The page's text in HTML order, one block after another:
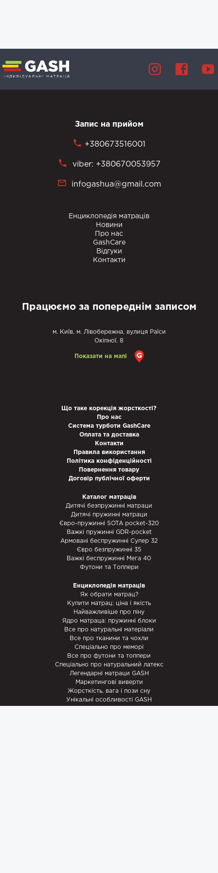
Запис на прийом
+380673516001
viber: +380670053957
infogashua@gmail.com
Енциклопедія матраців
Новини
Про нас
GashCare
Відгуки
Контакти
Працюємо за попереднім записом
м. Київ, м. Лівобережна, вулиця Раїси
Окіпної, 8
Показати на мапі
Що таке корекція жорсткості?
Про нас
Система турботи GashCare
Оплата та доставка
Контакти
Правила використання
Політика конфіденційності
Повернення товару
Договір публічної оферти
Каталог матраців
Дитячі безпружинні матраци
Дитячі пружинні матраци
Євро-пружинні SOTA pocket-320
Важкі пружинні GDR-pocket
Армовані беспружинні Супер 32
Євро безпружинні 35
Важкі беспружинні Мега 40
Футони та Топпери
Енциклопедія матраців
Як обрати матрац?
Купити матрац: ціна і якість
Найважливіше про піну
Ядро матраца: пружинні блоки
Все про натуральні матеріали
Все про тканини та чохли
Спеціально про меморі
Все про футони та топпери
Спеціально про натуральний латекс
Легендарні матраци GASH
Маркетингові виверти
Жорсткість, вага і пози сну
Унікальні особливості GASH